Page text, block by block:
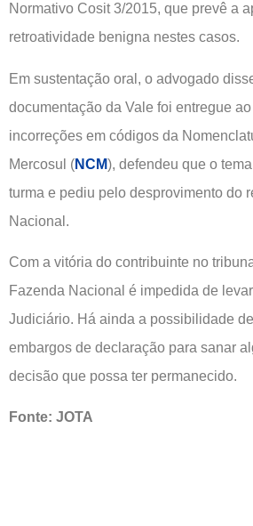
Normativo Cosit 3/2015, que prevê a
retroatividade benigna nestes casos.
Em sustentação oral, o advogado
documentação da Vale foi entregue
incorreções em códigos da
Mercosul (NCM), defendeu que o
turma e pediu pelo desprovimento do
Nacional.
Com a vitória do contribuinte no
Fazenda Nacional é impedida de
Judiciário. Há ainda a possibilidade
embargos de declaração para sanar
decisão que possa ter permanecido.
Fonte: JOTA